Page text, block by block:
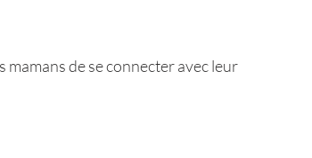
de se connecter avec leur